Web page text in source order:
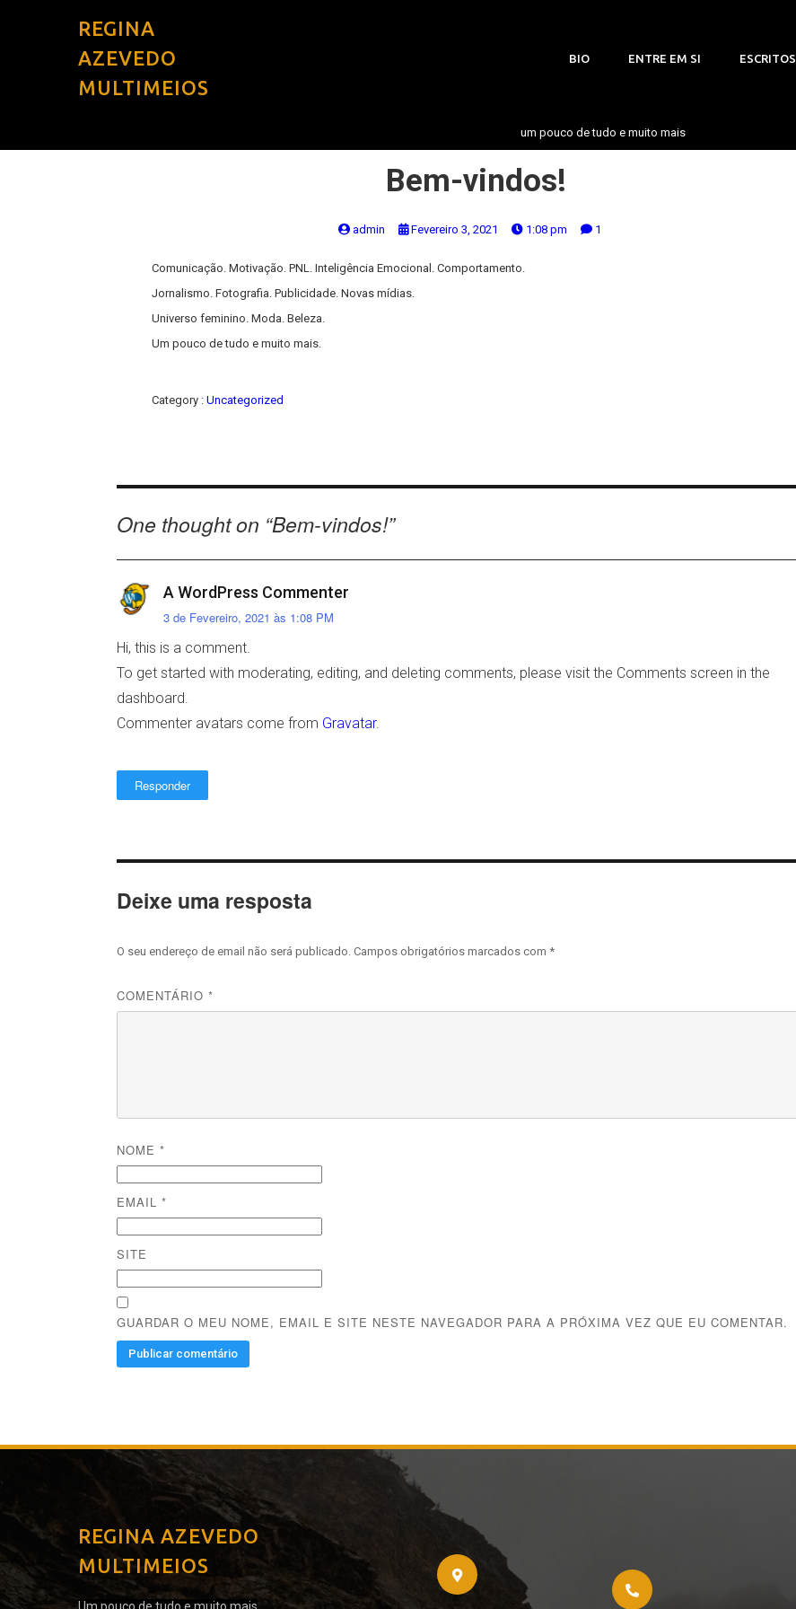
REGINA
AZEVEDO
MULTIMEIOS
BIO ENTRE EM SI ESCRITOS
um pouco de tudo e muito mais
Bem-vindos!
admin Fevereiro 3, 2021 1:08 pm 1
Comunicação. Motivação. PNL. Inteligência Emocional. Comportamento.
Jornalismo. Fotografia. Publicidade. Novas mídias.
Universo feminino. Moda. Beleza.
Um pouco de tudo e muito mais.
Category : Uncategorized
One thought on “Bem-vindos!”
A WordPress Commenter
3 de Fevereiro, 2021 às 1:08 PM
Hi, this is a comment.
To get started with moderating, editing, and deleting comments, please visit the Comments screen in the
dashboard.
Commenter avatars come from Gravatar.
Responder
Deixe uma resposta
O seu endereço de email não será publicado. Campos obrigatórios marcados com *
COMENTÁRIO*
NOME*
EMAIL*
SITE
GUARDAR O MEU NOME, EMAIL E SITE NESTE NAVEGADOR PARA A PRÓXIMA VEZ QUE EU COMENTAR.
REGINA AZEVEDO
MULTIMEIOS
Um pouco de tudo e muito mais